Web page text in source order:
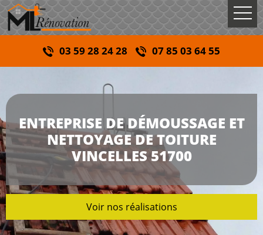
03 59 28 24 28 07 85 03 64 55
ENTREPRISE DE DÉMOUSSAGE ET
NETTOYAGE DE TOITURE
VINCELLES 51700
Voir nos réalisations